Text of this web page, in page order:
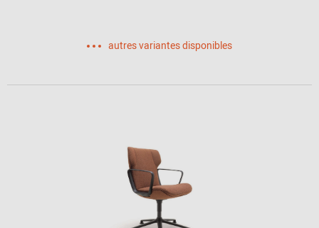
autres variantes disponibles